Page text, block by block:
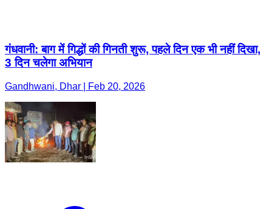
गंधवानी: बाग में गिद्धों की गिनती शुरू, पहले दिन एक भी नहीं दिखा,
3 दिन चलेगा अभियान
Gandhwani, Dhar | Feb 20, 2026